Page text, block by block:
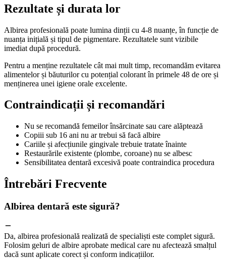
Rezultate și durata lor
Albirea profesională poate lumina dinții cu 4-8 nuanțe, în funcție de
nuanța inițială și tipul de pigmentare. Rezultatele sunt vizibile
imediat după procedură.
Pentru a menține rezultatele cât mai mult timp, recomandăm evitarea
alimentelor și băuturilor cu potențial colorant în primele 48 de ore și
menținerea unei igiene orale excelente.
Contraindicații și recomandări
Nu se recomandă femeilor însărcinate sau care alăptează
Copiii sub 16 ani nu ar trebui să facă albire
Cariile și afecțiunile gingivale trebuie tratate înainte
Restaurările existente (plombe, coroane) nu se albesc
Sensibilitatea dentară excesivă poate contraindica procedura
Întrebări Frecvente
Albirea dentară este sigură?
Da, albirea profesională realizată de specialiști este complet sigură.
Folosim geluri de albire aprobate medical care nu afectează smalțul
dacă sunt aplicate corect și conform indicațiilor.